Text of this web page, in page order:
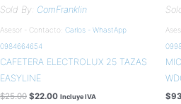
Sold By: ComFranklin
Asesor - Contacto: Carlos - WhastApp
0984664654
CAFETERA ELECTROLUX 25 TAZAS
EASYLINE
$25.00
$25.00.
$22.00
$22.00.
Incluye IVA $